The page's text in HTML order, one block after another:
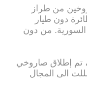
من طراز
دون طيار
من دون
تم إطلاق صاروخي
الى المجال